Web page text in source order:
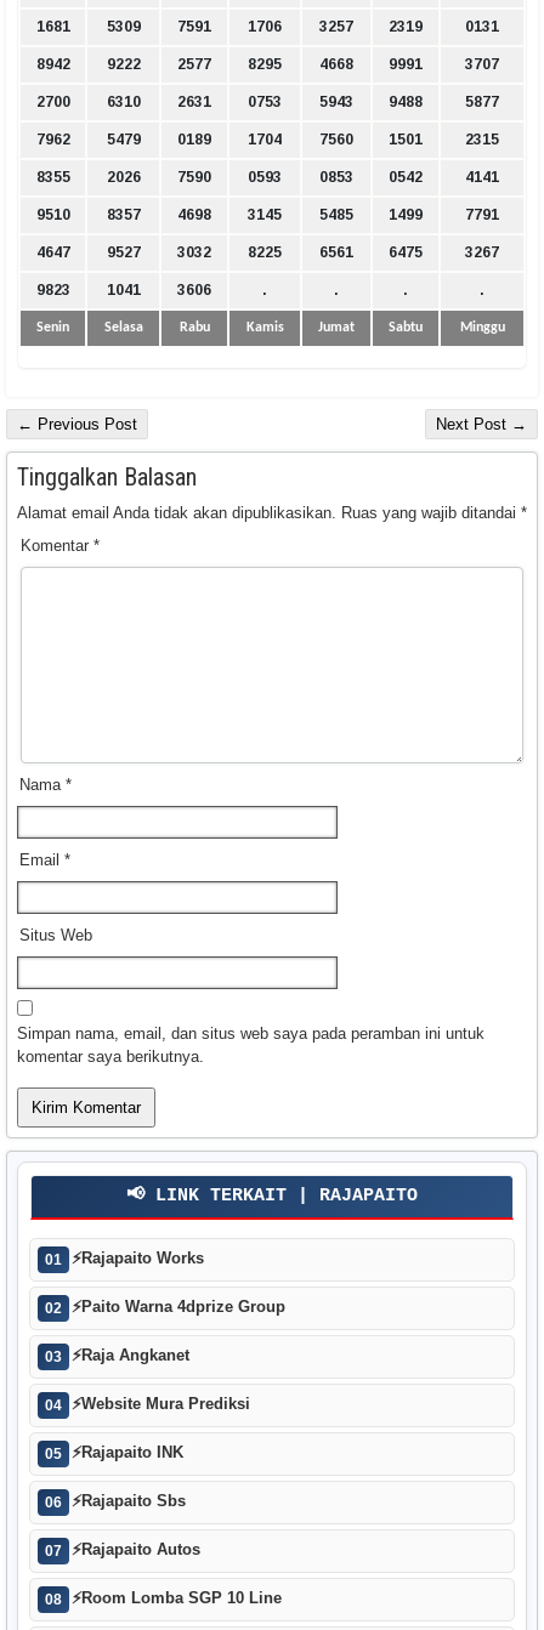
1681 5309 7591 1706 3257 2319 0131
8942 9222 2577 8295 4668 9991 3707
2700 6310 2631 0753 5943 9488 5877
7962 5479 0189 1704 7560 1501 2315
8355 2026 7590 0593 0853 0542 4141
9510 8357 4698 3145 5485 1499 7791
4647 9527 3032 8225 6561 6475 3267
9823 1041 3606 . . . .
Senin Selasa Rabu Kamis Jumat Sabtu Minggu
← Previous Post Next Post →
Tinggalkan Balasan
Alamat email Anda tidak akan dipublikasikan. Ruas yang wajib ditandai *
Komentar *
Nama *
Email *
Situs Web
Simpan nama, email, dan situs web saya pada peramban ini untuk
komentar saya berikutnya.
📢 LINK TERKAIT | RAJAPAITO
01 ⚡Rajapaito Works
02 ⚡Paito Warna 4dprize Group
03 ⚡Raja Angkanet
04 ⚡Website Mura Prediksi
05 ⚡Rajapaito INK
06 ⚡Rajapaito Sbs
07 ⚡Rajapaito Autos
08 ⚡Room Lomba SGP 10 Line